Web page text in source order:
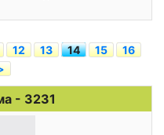
12 13 14 15
16
- 3231